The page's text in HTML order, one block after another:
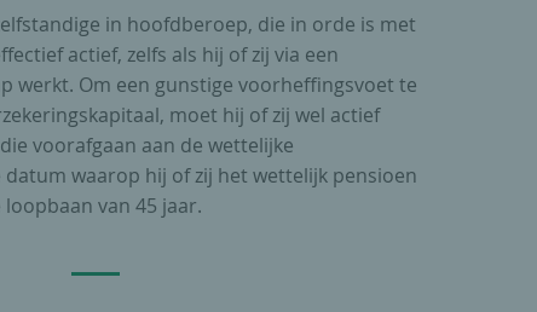
in hoofdberoep, die in orde is met
actief, zelfs als hij of zij via een
werkt. Om een gunstige voorheffingsvoet te
moet hij of zij wel actief
voorafgaan aan de wettelijke
waarop hij of zij het wettelijk pensioen
van 45 jaar.